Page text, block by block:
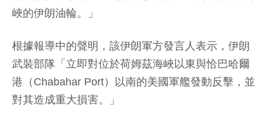
峽的伊朗油輪。」
根據報導中的聲明，該伊朗軍方發言人表示，伊朗
武裝部隊「立即對位於荷姆茲海峽以東與恰巴哈爾
港（Chabahar Port）以南的美國軍艦發動反擊，並
對其造成重大損害。」